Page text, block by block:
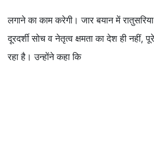
लगाने का काम करेगी। जार बयान में
दूरदर्शी सोच व नेतृत्व क्षमता का देश ही नहीं,
रहा है। उन्होंने कहा कि